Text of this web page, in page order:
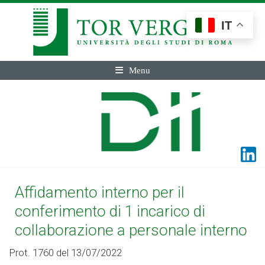
Menu
Affidamento interno per il
conferimento di 1 incarico di
collaborazione a personale interno
Prot. 1760 del 13/07/2022
IT